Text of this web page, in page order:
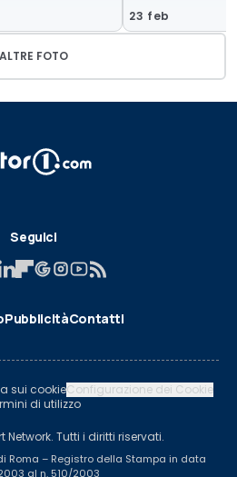
23 feb
ALTRE FOTO
Seguici
PubblicitàContatti
sui cookieConfigurazione dei Cookie
di utilizzo
Network. Tutti i diritti riservati.
Roma – Registro della Stampa in data
al n. 510/2003